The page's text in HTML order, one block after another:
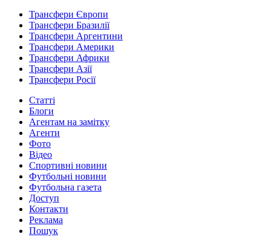
Трансфери Європи
Трансфери Бразилії
Трансфери Аргентини
Трансфери Америки
Трансфери Африки
Трансфери Азії
Трансфери Росії
Статті
Блоги
Агентам на замітку
Агенти
Фото
Відео
Спортивні новини
Футбольні новини
Футбольна газета
Доступ
Контакти
Реклама
Пошук